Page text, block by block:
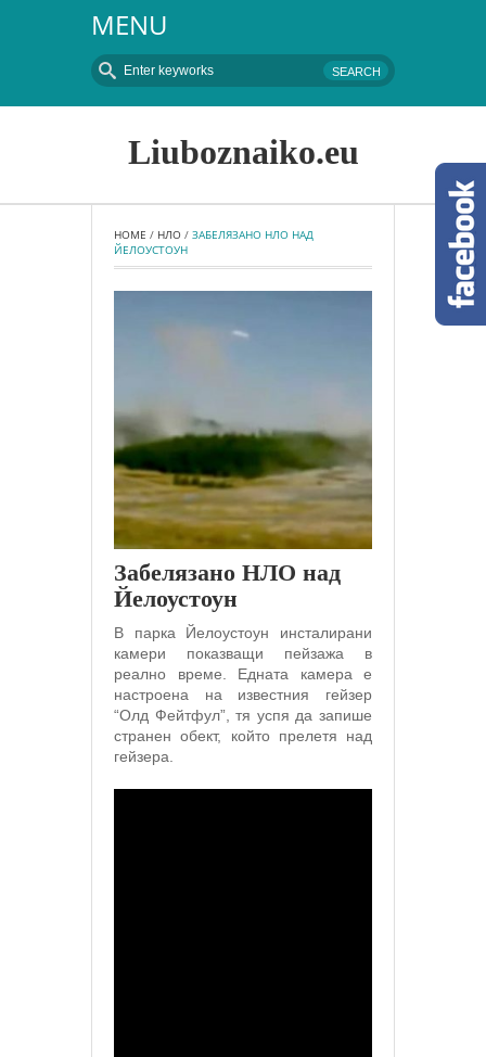
MENU
Liuboznaiko.eu
HOME / НЛО / ЗАБЕЛЯЗАНО НЛО НАД
ЙЕЛОУСТОУН
Забелязано НЛО над
Йелоустоун
В парка Йелоустоун инсталирани
камери показващи пейзажа в
реално време. Едната камера е
настроена на известния гейзер
“Олд Фейтфул”, тя успя да запише
странен обект, който прелетя над
гейзера.